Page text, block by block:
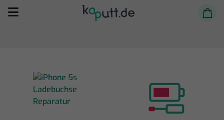
Selbst reparieren